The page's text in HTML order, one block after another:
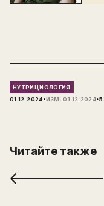
НУТРИЦИОЛОГИЯ
01.12.2024·ИЗМ.01.12.2024·5
Читайте также